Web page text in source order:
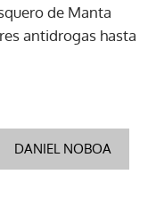
de Manta
antidrogas hasta
DANIEL NOBOA